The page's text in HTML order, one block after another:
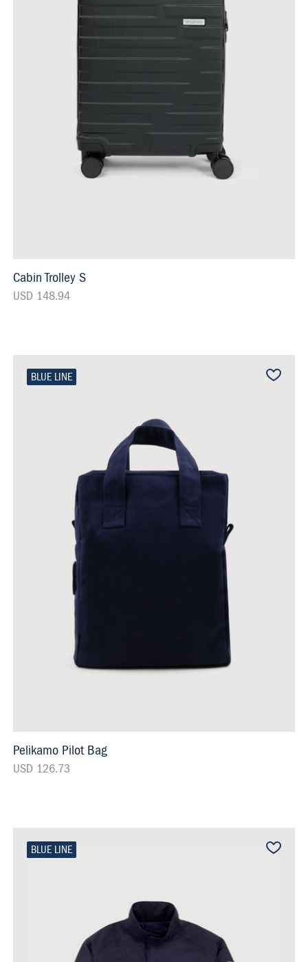
Cabin Trolley S
USD 148.94
BLUE LINE
Pelikamo Pilot Bag
USD 126.73
BLUE LINE